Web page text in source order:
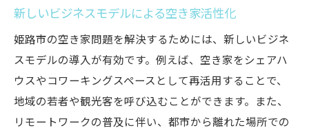
新しいビジネスモデルによる空き家活性化
姫路市の空き家問題を解決するためには、新しいビジネ
スモデルの導入が有効です。例えば、空き家をシェアハ
ウスやコワーキングスペースとして再活用することで、
地域の若者や観光客を呼び込むことができます。また、
リモートワークの普及に伴い、都市から離れた場所での